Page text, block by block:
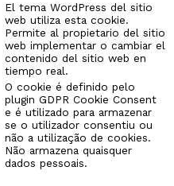
El tema WordPress del sitio
web utiliza esta cookie.
Permite al propietario del sitio
web implementar o cambiar el
contenido del sitio web en
tiempo real.
O cookie é definido pelo
plugin GDPR Cookie Consent
e é utilizado para armazenar
se o utilizador consentiu ou
não a utilização de cookies.
Não armazena quaisquer
dados pessoais.